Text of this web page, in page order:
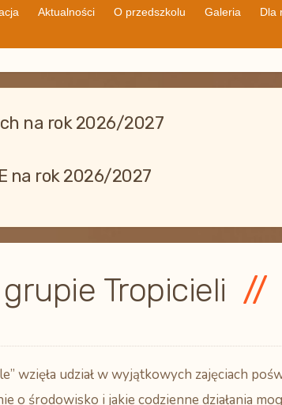
Aktualności O przedszkolu Galeria Dla
na rok 2026/2027
na rok 2026/2027
Tropicieli
wzięła udział w wyjątkowych zajęciach
o środowisko i jakie codzienne działania